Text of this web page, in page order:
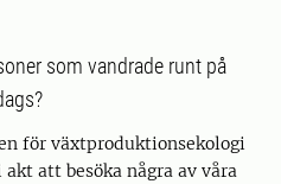
som vandrade runt på
för växtproduktionsekologi
att besöka några av våra